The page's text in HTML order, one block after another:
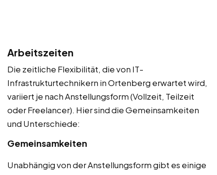
Arbeitszeiten
Die zeitliche Flexibilität, die von IT-
Infrastrukturtechnikern in Ortenberg erwartet wird,
variiert je nach Anstellungsform (Vollzeit, Teilzeit
oder Freelancer). Hier sind die Gemeinsamkeiten
und Unterschiede:
Gemeinsamkeiten
Unabhängig von der Anstellungsform gibt es einige